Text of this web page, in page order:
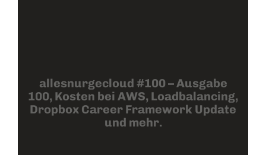
allesnurgecloud #100 – Ausgabe
100, Kosten bei AWS, Loadbalancing,
Dropbox Career Framework Update
und mehr.